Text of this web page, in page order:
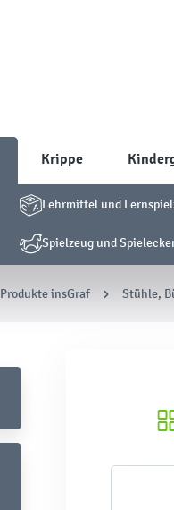
Krippe
Lehrmittel und
Spielzeug und
Produkte insGraf Stühle,